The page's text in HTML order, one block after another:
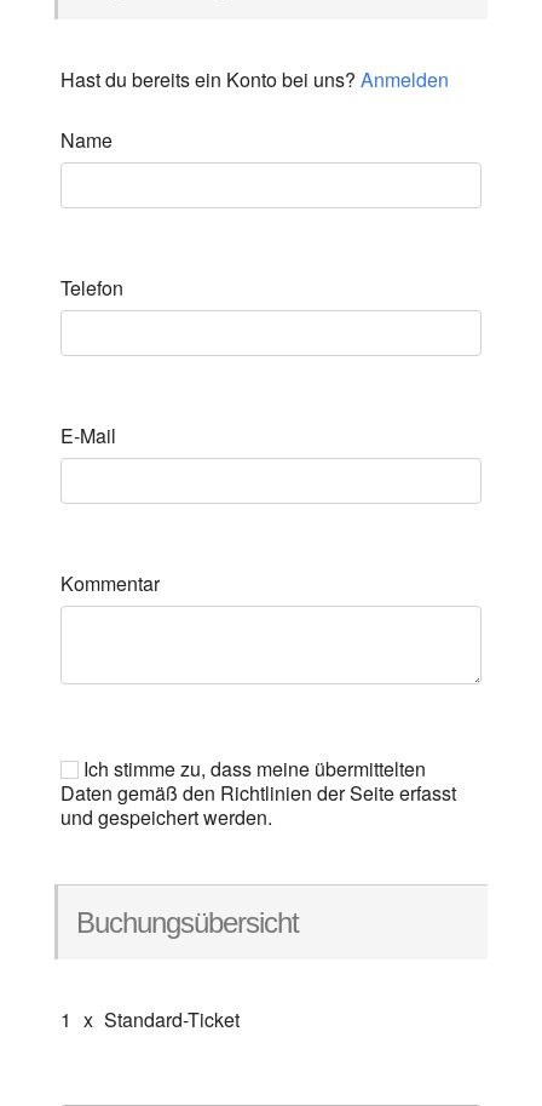
Hast du bereits ein Konto bei uns? Anmelden
Name
Telefon
E-Mail
Kommentar
Ich stimme zu, dass meine übermittelten
Daten gemäß den Richtlinien der Seite erfasst
und gespeichert werden.
Buchungsübersicht
1 x Standard-Ticket